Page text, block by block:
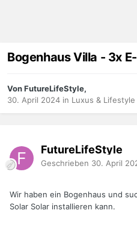
Bogenhaus Villa - 3x
Von FutureLifeStyle,
30. April 2024 in Luxus & Lifestyle
FutureLifeStyle
Geschrieben 30. April
Wir haben ein Bogenhaus und
Solar Solar installieren kann.